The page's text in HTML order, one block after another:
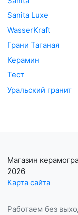
Sanita Luxe
WasserKraft
Грани Таганая
Керамин
Тест
Уральский гранит
Магазин
2026
Карта сайта
Работаем без